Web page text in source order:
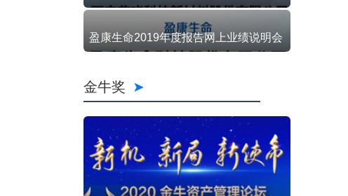
盈康生命2019年度报告网上业绩说明会
金牛奖